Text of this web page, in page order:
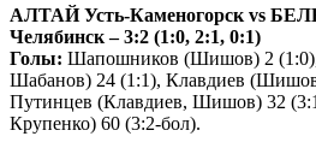
АЛТАЙ Усть-Каменогорск vs
Челябинск – 3:2 (1:0, 2:1, 0:1)
Голы: Шапошников (Шишов) 2
Шабанов) 24 (1:1), Клавдиев
Путинцев (Клавдиев, Шишов) 32
Крупенко) 60 (3:2-бол).